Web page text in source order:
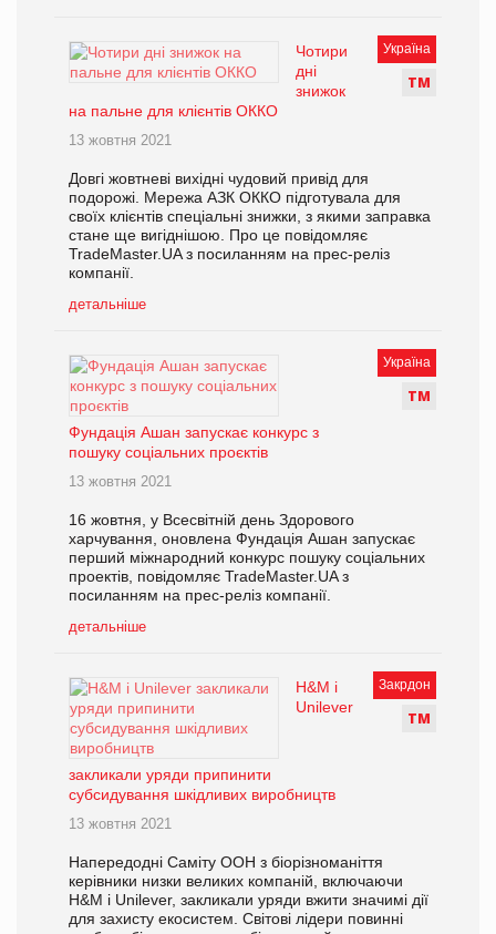
Україна
ТМ
Чотири
дні
знижок
на пальне для клієнтів ОККО
13 жовтня 2021
Довгі жовтневі вихідні чудовий привід для
подорожі. Мережа АЗК ОККО підготувала для
своїх клієнтів спеціальні знижки, з якими заправка
стане ще вигіднішою. Про це повідомляє
TradeMaster.UA з посиланням на прес-реліз
компанії.
детальніше
Україна
ТМ
Фундація Ашан запускає конкурс з
пошуку соціальних проєктів
13 жовтня 2021
16 жовтня, у Всесвітній день Здорового
харчування, оновлена Фундація Ашан запускає
перший міжнародний конкурс пошуку соціальних
проектів, повідомляє TradeMaster.UA з
посиланням на прес-реліз компанії.
детальніше
Закрдон
ТМ
H&M і
Unilever
закликали уряди припинити
субсидування шкідливих виробництв
13 жовтня 2021
Напередодні Саміту ООН з біорізноманіття
керівники низки великих компаній, включаючи
H&M і Unilever, закликали уряди вжити значимі дії
для захисту екосистем. Світові лідери повинні